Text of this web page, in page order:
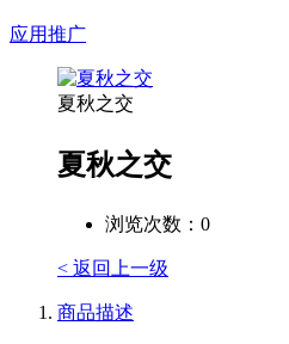
应用推广
夏秋之交
夏秋之交
浏览次数： 0
< 返回上一级
商品描述